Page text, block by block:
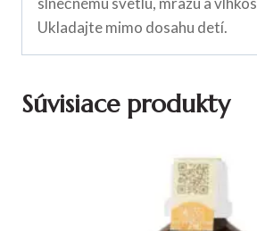
Ukladajte mimo dosahu detí.
Súvisiace produkty